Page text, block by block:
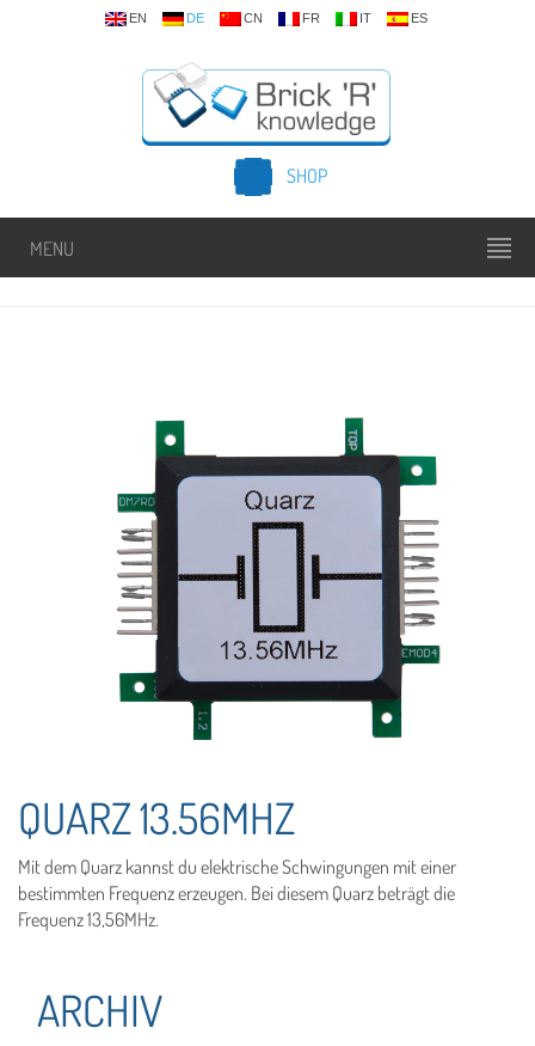
EN DE CN FR IT ES
SHOP
MENU
QUARZ 13.56MHZ
Mit dem Quarz kannst du elektrische Schwingungen mit einer
bestimmten Frequenz erzeugen. Bei diesem Quarz beträgt die
Frequenz 13,56MHz.
ARCHIV